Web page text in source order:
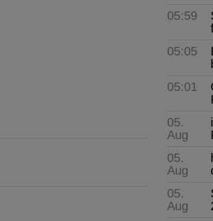
05:59
05:05
05:01
05.
Aug
05.
Aug
05.
Aug